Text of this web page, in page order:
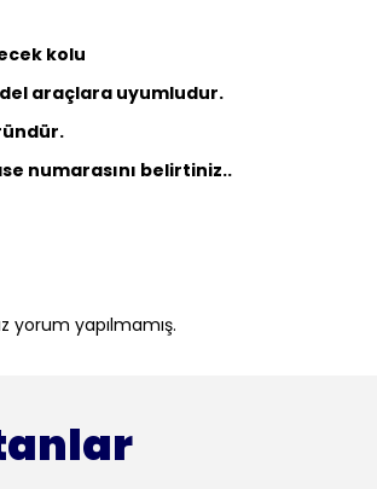
kolu
araçlara uyumludur.
numarasını belirtiniz..
yorum yapılmamış.